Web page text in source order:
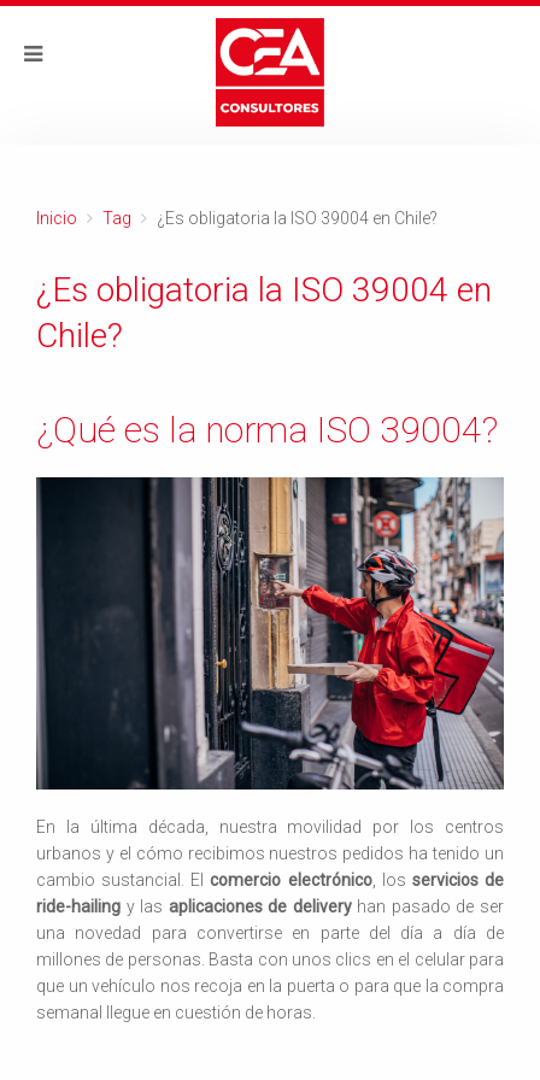
Inicio Tag ¿Es obligatoria la ISO 39004 en Chile?
¿Es obligatoria la ISO 39004 en
Chile?
¿Qué es la norma ISO 39004?
En la última década, nuestra movilidad por los centros
urbanos y el cómo recibimos nuestros pedidos ha tenido un
cambio sustancial. Elcomercio electrónico, los servicios de
ride-hailing y las aplicaciones de deliveryhan pasado de ser
una novedad para convertirse en parte del día a día de
millones de personas. Basta con unos clics en el celular para
que un vehículo nos recoja en la puerta o para que la compra
semanal llegue en cuestión de horas.